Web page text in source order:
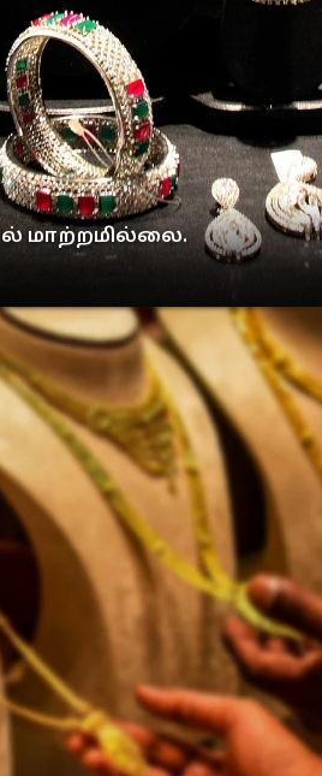
மாற்றமில்லை.